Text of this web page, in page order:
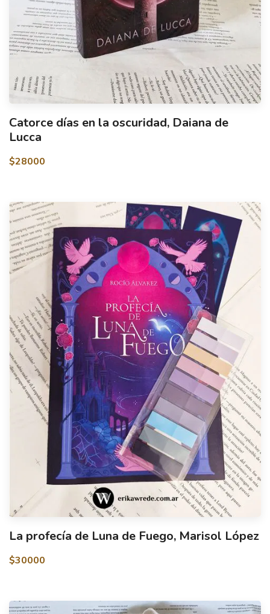
Catorce días en la oscuridad, Daiana de
Lucca
$28000
La profecía de Luna de Fuego, Marisol López
$30000